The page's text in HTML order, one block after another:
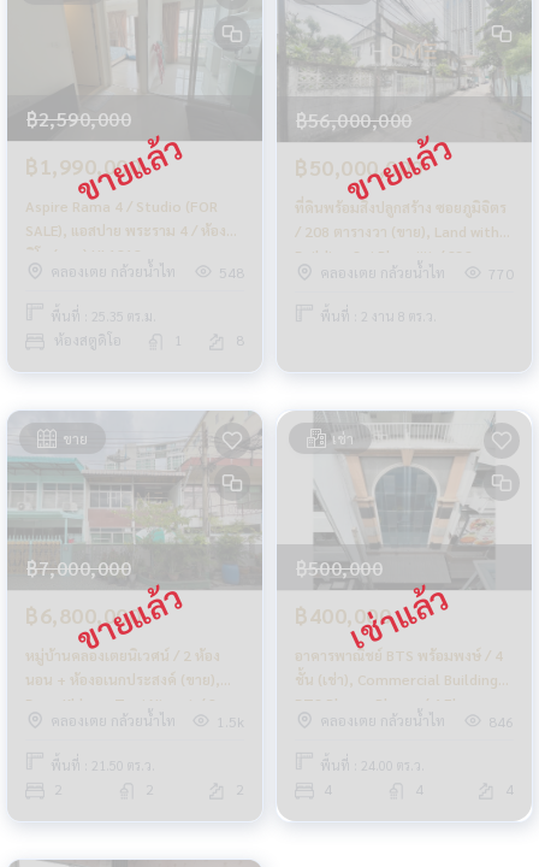
฿2,590,000
฿1,990,000
Aspire Rama 4 / Studio (FOR
SALE), แอสปาย พระราม 4 / ห้องสตู
ดิโอ (ขาย) HL1818
คลองเตย กล้วยน้ำไท
548
พื้นที่ : 25.35 ตร.ม.
ห้องสตูดิโอ 1 8
฿56,000,000
฿50,000,000
ที่ดินพร้อมสิ่งปลูกสร้าง ซอยภูมิจิตร
/ 208 ตารางวา (ขาย), Land with
Building Soi Phumijit / 832
Square Metre (FOR SALE)
คลองเตย กล้วยน้ำไท 770
พื้นที่ : 2 งาน 8 ตร.ว.
ขาย
฿7,000,000
฿6,800,000
หมู่บ้านคลองเตยนิเวศน์ / 2 ห้อง
นอน + ห้องอเนกประสงค์ (ขาย),
Baan Khlong Toei Niwayt / 2
Bed Plus (SALE) NUT1102
คลองเตย กล้วยน้ำไท 1.5k
พื้นที่ : 21.50 ตร.ว.
2 2 2
เช่า
฿500,000
฿400,000
อาคารพาณิชย์ BTS พร้อมพงษ์ / 4
ชั้น (เช่า), Commercial Building
BTS Phrom Phong / 4 Floors
(RENT) PALM812
คลองเตย กล้วยน้ำไท 846
พื้นที่ : 24.00 ตร.ว.
4 4 4